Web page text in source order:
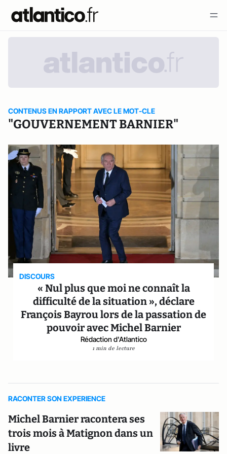
CONTENUS EN RAPPORT AVEC LE MOT-CLE
"GOUVERNEMENT BARNIER"
DISCOURS
« Nul plus que moi ne connaît la
difficulté de la situation », déclare
François Bayrou lors de la passation de
pouvoir avec Michel Barnier
Rédaction d'Atlantico
1 min de lecture
RACONTER SON EXPERIENCE
Michel Barnier racontera ses
trois mois à Matignon dans un
livre